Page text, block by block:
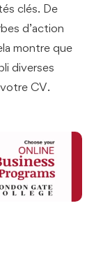
clés. De
d’action
montre que
diverses
CV.